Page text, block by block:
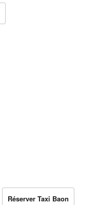
Réserver Taxi Baon